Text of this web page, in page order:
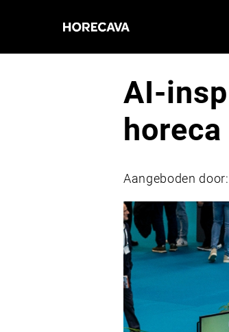
AI-
horeca
Aangeboden door: